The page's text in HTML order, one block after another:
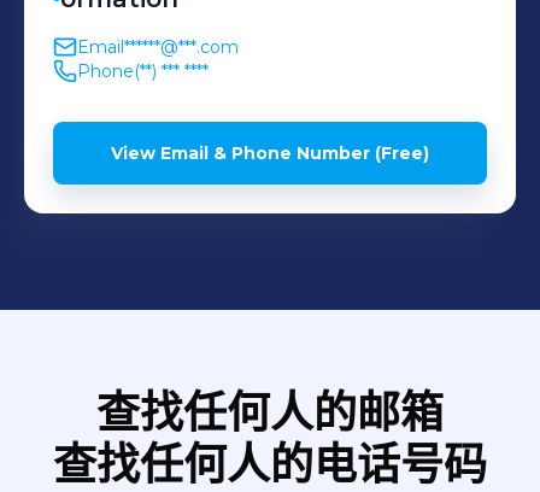
Email******@***.com
Phone(**) *** ****
View Email & Phone Number (Free)
查找任何人的邮箱
查找任何人的电话号码